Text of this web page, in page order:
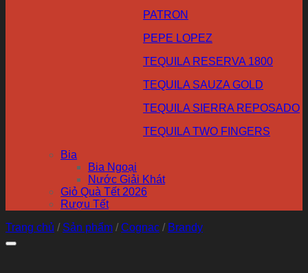
PATRON
PEPE LOPEZ
TEQUILA RESERVA 1800
TEQUILA SAUZA GOLD
TEQUILA SIERRA REPOSADO
TEQUILA TWO FINGERS
Bia
Bia Ngoại
Nước Giải Khát
Giỏ Quà Tết 2026
Rượu Tết
Trang chủ / Sản phẩm / Cognac / Brandy